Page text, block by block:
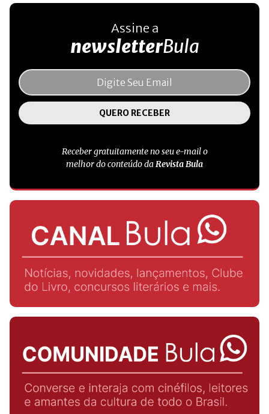
Assine a
newsletterBula
Receber gratuitamente no seu e-mail o
melhor do conteúdo daRevista Bula